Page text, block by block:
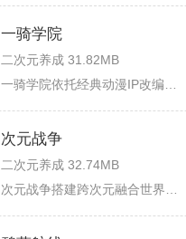
一骑学院
二次元养成 31.82MB
一骑学院依托经典动漫IP改编，把三国武将化身学院少女角色，主...
次元战争
二次元养成 32.74MB